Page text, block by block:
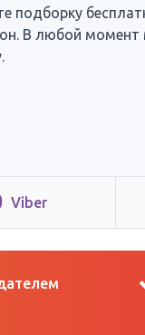
подборку
В любой
Viber